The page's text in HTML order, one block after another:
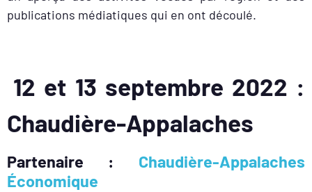
publications médiatiques qui en ont découlé.
12 et 13 septembre 2022 :
Chaudière-Appalaches
Partenaire : Chaudière-Appalaches
Économique